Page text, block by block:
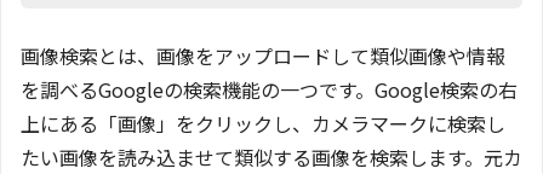
画像検索とは、画像をアップロードして類似画像や情報
を調べるGoogleの検索機能の一つです。Google検索の右
上にある「画像」をクリックし、カメラマークに検索し
たい画像を読み込ませて類似する画像を検索します。元カ